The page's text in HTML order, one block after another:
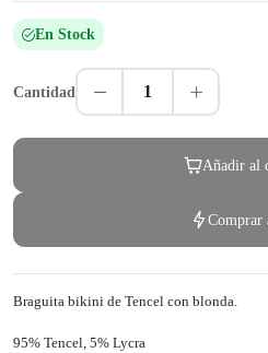
En Stock
Cantidad 1
Añadir al
Comprar
Braguita bikini de Tencel con blonda.
95% Tencel, 5% Lycra